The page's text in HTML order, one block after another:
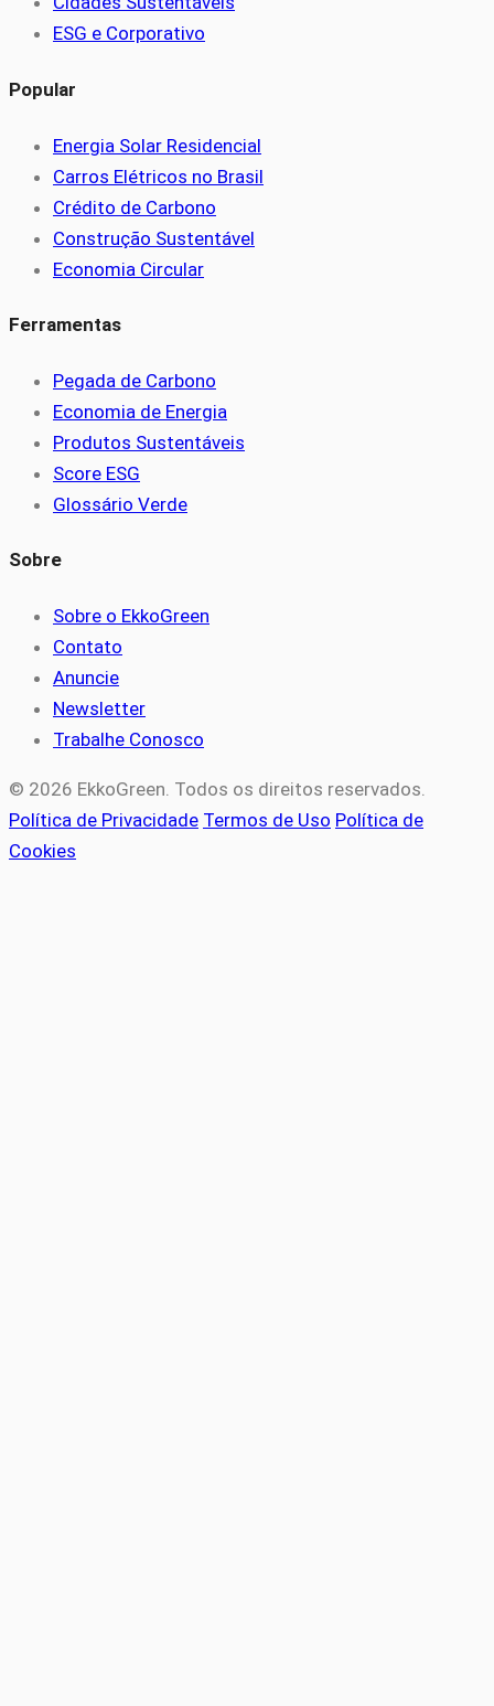
ESG e Corporativo
Popular
Energia Solar Residencial
Carros Elétricos no Brasil
Crédito de Carbono
Construção Sustentável
Economia Circular
Ferramentas
Pegada de Carbono
Economia de Energia
Produtos Sustentáveis
Score ESG
Glossário Verde
Sobre
Sobre o EkkoGreen
Contato
Anuncie
Newsletter
Trabalhe Conosco
© 2026 EkkoGreen. Todos os direitos reservados.
Política de Privacidade Termos de Uso Política de
Cookies